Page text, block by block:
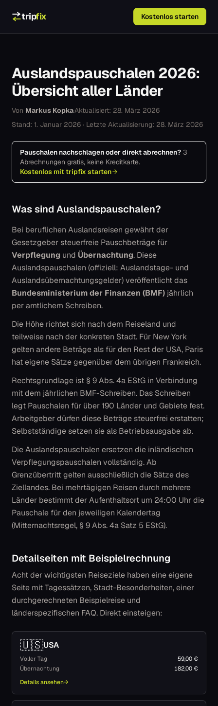
tripfix Kostenlos starten
Auslandspauschalen 2026:
Übersicht aller Länder
Von Markus Kopka·Aktualisiert: 28. März 2026
Stand: 1. Januar 2026 · Letzte Aktualisierung: 28. März 2026
Pauschalen nachschlagen oder direkt abrechnen? 3
Abrechnungen gratis, keine Kreditkarte.
Kostenlos mit tripfix starten
Was sind Auslandspauschalen?
Bei beruflichen Auslandsreisen gewährt der
Gesetzgeber steuerfreie Pauschbeträge für
Verpflegung und Übernachtung. Diese
Auslandspauschalen (offiziell: Auslandstage- und
Auslandsübernachtungsgelder) veröffentlicht das
Bundesministerium der Finanzen (BMF) jährlich
per amtlichem Schreiben.
Die Höhe richtet sich nach dem Reiseland und
teilweise nach der konkreten Stadt. Für New York
gelten andere Beträge als für den Rest der USA, Paris
hat eigene Sätze gegenüber dem übrigen Frankreich.
Rechtsgrundlage ist § 9 Abs. 4a EStG in Verbindung
mit dem jährlichen BMF-Schreiben. Das Schreiben
legt Pauschalen für über 190 Länder und Gebiete fest.
Arbeitgeber dürfen diese Beträge steuerfrei erstatten;
Selbstständige setzen sie als Betriebsausgabe ab.
Die Auslandspauschalen ersetzen die inländischen
Verpflegungspauschalen vollständig. Ab
Grenzübertritt gelten ausschließlich die Sätze des
Ziellandes. Bei mehrtägigen Reisen durch mehrere
Länder bestimmt der Aufenthaltsort um 24:00 Uhr die
Pauschale für den jeweiligen Kalendertag
(Mitternachtsregel, § 9 Abs. 4a Satz 5 EStG).
Detailseiten mit Beispielrechnung
Acht der wichtigsten Reiseziele haben eine eigene
Seite mit Tagessätzen, Stadt-Besonderheiten, einer
durchgerechneten Beispielreise und
länderspezifischen FAQ. Direkt einsteigen:
🇺🇸USA
Voller Tag
59,00 €
Übernachtung
182,00 €
Details ansehen→